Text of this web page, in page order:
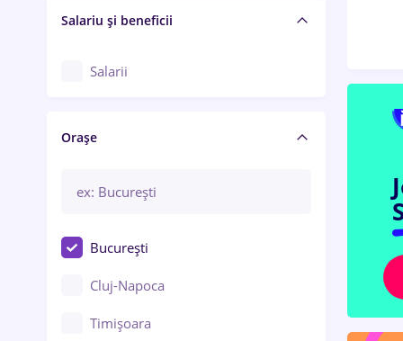
Salariu și beneficii
Salarii
Orașe
București
Cluj-Napoca
Timișoara